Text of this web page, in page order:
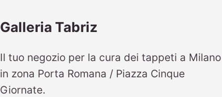
Galleria Tabriz
Il tuo negozio per la cura dei tappeti a Milano
in zona Porta Romana / Piazza Cinque
Giornate.